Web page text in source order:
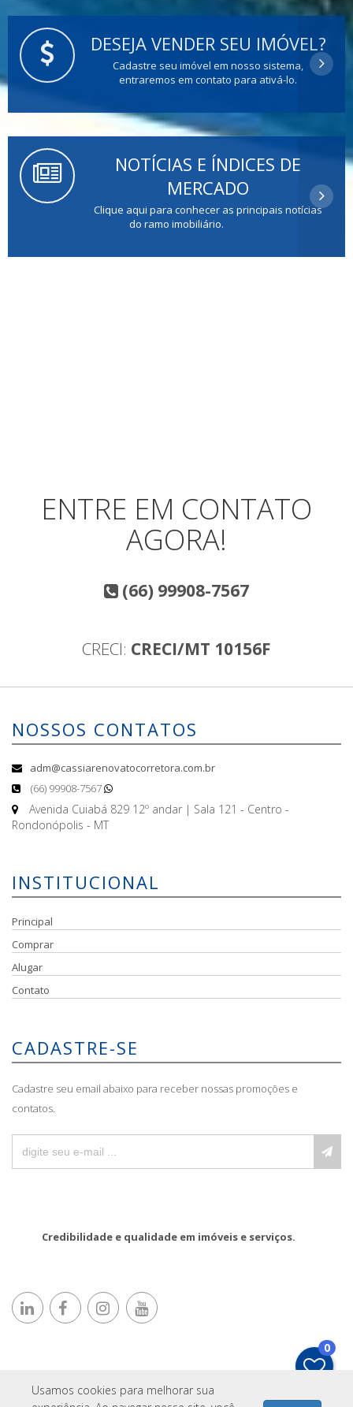
DESEJA VENDER SEU IMÓVEL?
Cadastre seu imóvel em nosso sistema,
entraremos em contato para ativá-lo.
NOTÍCIAS E ÍNDICES DE
MERCADO
Clique aqui para conhecer as principais notícias
do ramo imobiliário.
ENTRE EM CONTATO
AGORA!
(66) 99908-7567
CRECI: CRECI/MT 10156F
NOSSOS CONTATOS
adm@cassiarenovatocorretora.com.br
(66) 99908-7567
Avenida Cuiabá 829 12º andar | Sala 121 - Centro -
Rondonópolis - MT
INSTITUCIONAL
Principal
Comprar
Alugar
Contato
CADASTRE-SE
Cadastre seu email abaixo para receber nossas promoções e
contatos.
Credibilidade e qualidade em imóveis e serviços.
0
Usamos cookies para melhorar sua